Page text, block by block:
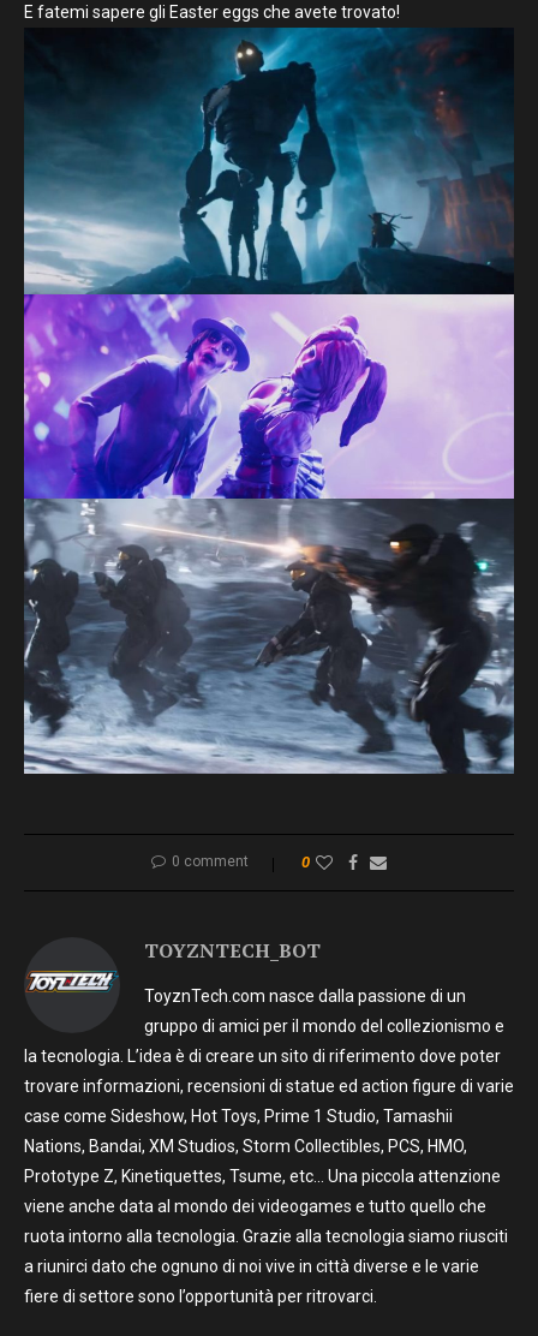
E fatemi sapere gli Easter eggs che avete trovato!
0 comment 0
TOYZNTECH_BOT
ToyznTech.com nasce dalla passione di un
gruppo di amici per il mondo del collezionismo e
la tecnologia. L’idea è di creare un sito di riferimento dove poter
trovare informazioni, recensioni di statue ed action figure di varie
case come Sideshow, Hot Toys, Prime 1 Studio, Tamashii
Nations, Bandai, XM Studios, Storm Collectibles, PCS, HMO,
Prototype Z, Kinetiquettes, Tsume, etc… Una piccola attenzione
viene anche data al mondo dei videogames e tutto quello che
ruota intorno alla tecnologia. Grazie alla tecnologia siamo riusciti
a riunirci dato che ognuno di noi vive in città diverse e le varie
fiere di settore sono l’opportunità per ritrovarci.